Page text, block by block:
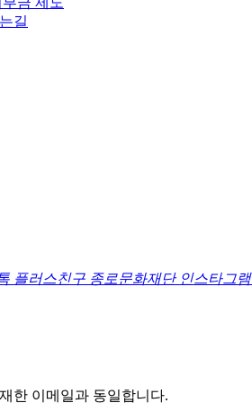
길
플러스친구 종로문화재단 인스타그램
한 이메일과 동일합니다.